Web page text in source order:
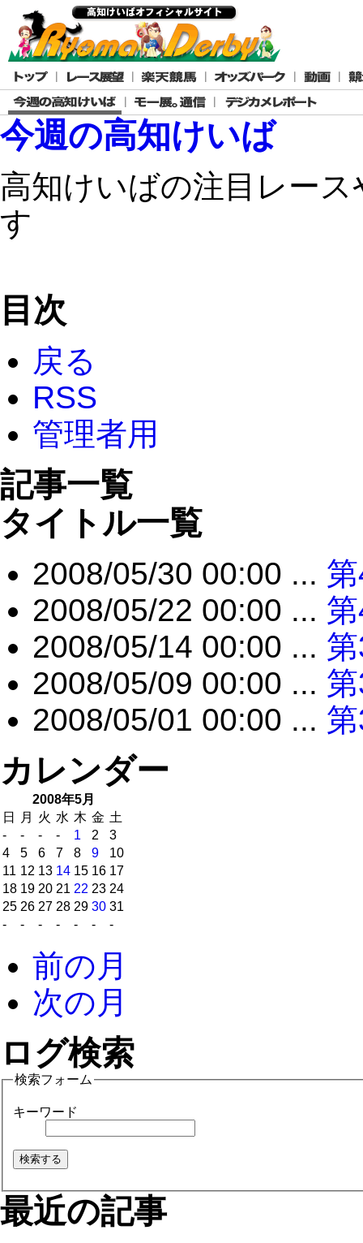
今週の高知けいば
高知けいばの注目レー
す
目次
戻る
RSS
管理者用
記事一覧
タイトル一覧
2008/05/30 00:00 ...
2008/05/22 00:00 ...
2008/05/14 00:00 ...
2008/05/09 00:00 ...
2008/05/01 00:00 ...
カレンダー
2008年5月
日
月 火 水 木 金 土
-
- - - 1 2
3
4
5 6 7 8 9
10
11 12 13 14 15 16 17
18 19 20 21 22 23 24
25 26 27 28 29 30 31
-
- - - - - -
前の月
次の月
ログ検索
検索フォーム
キーワード
最近の記事